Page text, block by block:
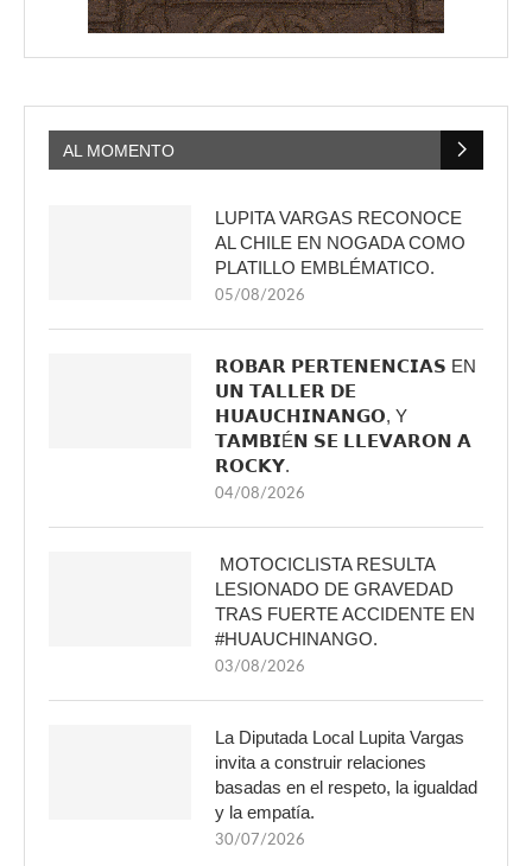
AL MOMENTO
LUPITA VARGAS RECONOCE
AL CHILE EN NOGADA COMO
PLATILLO EMBLÉMATICO.
05/08/2026
𝗥𝗢𝗕𝗔𝗥 𝗣𝗘𝗥𝗧𝗘𝗡𝗘𝗡𝗖𝗜𝗔𝗦 EN
𝗨𝗡 𝗧𝗔𝗟𝗟𝗘𝗥 𝗗𝗘
𝗛𝗨𝗔𝗨𝗖𝗛𝗜𝗡𝗔𝗡𝗚𝗢, Y
𝗧𝗔𝗠𝗕𝗜É𝗡 𝗦𝗘 𝗟𝗟𝗘𝗩𝗔𝗥𝗢𝗡 𝗔
𝗥𝗢𝗖𝗞𝗬.
04/08/2026
MOTOCICLISTA RESULTA
LESIONADO DE GRAVEDAD
TRAS FUERTE ACCIDENTE EN
#HUAUCHINANGO.
03/08/2026
La Diputada Local Lupita Vargas
invita a construir relaciones
basadas en el respeto, la igualdad
y la empatía.
30/07/2026